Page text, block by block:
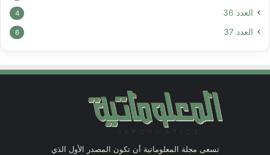
العدد 36 4
العدد 37 6
تسعى مجلة المعلوماتية أن تكون المصدر الأول الذي